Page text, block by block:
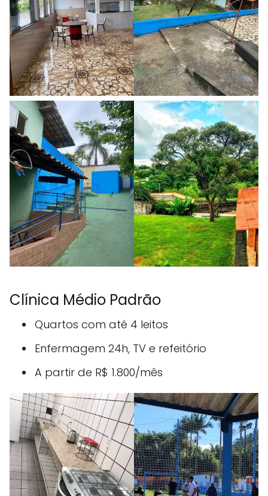
Clínica Médio Padrão
Quartos com até 4 leitos
Enfermagem 24h, TV e refeitório
A partir de R$ 1.800/mês